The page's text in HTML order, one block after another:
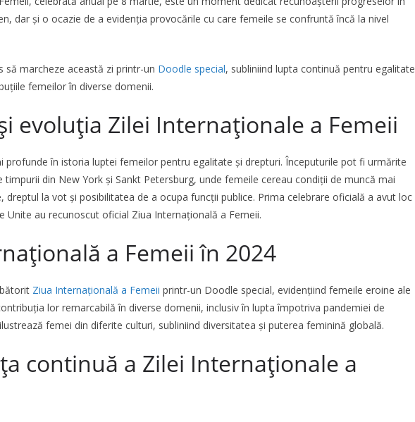
dar și o ocazie de a evidenția provocările cu care femeile se confruntă încă la nivel
să marcheze această zi printr-un Doodle special, subliniind lupta continuă pentru egalitate
femeilor în diverse domenii.
evoluția Zilei Internaționale a Femeii
profunde în istoria luptei femeilor pentru egalitate și drepturi. Începuturile pot fi urmărite
timpurii din New York și Sankt Petersburg, unde femeile cereau condiții de muncă mai
dreptul la vot și posibilitatea de a ocupa funcții publice. Prima celebrare oficială a avut loc
Unite au recunoscut oficial Ziua Internațională a Femeii​​.
a Femeii în 2024
Ziua Internațională a Femeii printr-un Doodle special, evidențiind femeile eroine ale
lor remarcabilă în diverse domenii, inclusiv în lupta împotriva pandemiei de
femei din diferite culturi, subliniind diversitatea și puterea feminină globală​​.
continuă a Zilei Internaționale a